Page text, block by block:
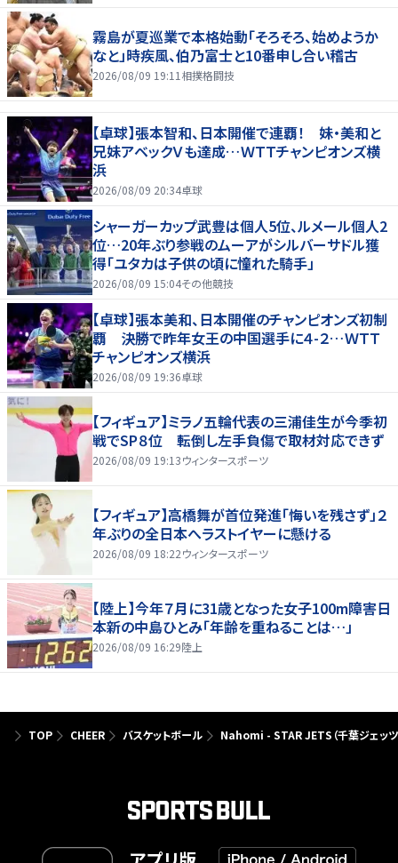
霧島が夏巡業で本格始動「そろそろ、始めようか
なと」時疾風、伯乃富士と10番申し合い稽古
2026/08/09 19:11 相撲格闘技
【卓球】張本智和、日本開催で連覇！ 妹・美和と
兄妹アベックＶも達成…ＷＴＴチャンピオンズ横
浜
2026/08/09 20:34卓球
シャーガーカップ武豊は個人5位、ルメール個人2
位…20年ぶり参戦のムーアがシルバーサドル獲
得「ユタカは子供の頃に憧れた騎手」
2026/08/09 15:04その他競技
【卓球】張本美和、日本開催のチャンピオンズ初制
覇 決勝で昨年女王の中国選手に４-２…ＷＴＴ
チャンピオンズ横浜
2026/08/09 19:36卓球
【フィギュア】ミラノ五輪代表の三浦佳生が今季初
戦でSP８位 転倒し左手負傷で取材対応できず
2026/08/09 19:13ウィンタースポーツ
【フィギュア】高橋舞が首位発進「悔いを残さず」２
年ぶりの全日本へラストイヤーに懸ける
2026/08/09 18:22ウィンタースポーツ
【陸上】今年７月に31歳となった女子100m障害日
本新の中島ひとみ「年齢を重ねることは…」
2026/08/09 16:29陸上
TOP CHEER バスケットボール Nahomi - STAR JETS（千葉ジェッ